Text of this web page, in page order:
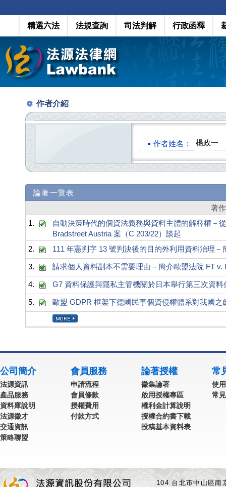
精選六法 法規查詢 司法判解 行政函釋
作者介紹
作者姓名： 楊政一
論著一覽表
著
1.
自動決策時代的個資法義務與資料主體的解釋權－
Bradstreet Austria 案（C 203/22）談起
2.
111 年憲判字 13 號判決後的目的外利用資料治理
3. 請求個人資料副本不需要理由－簡介歐盟法院 FT v.
4. G7 資料保護與隱私主管機關於日本舉行第三次資
5. 歐盟 GDPR 框架下德國民事個資侵權體系對我國之
公司簡介
法源資訊
產品服務
資料庫說明
法源徵才
交通資訊
策略聯盟
會員服務
申請流程
會員條款
授權費用
付款方式
論著授權
徵集論著
啟用授權專區
權利金計算說明
授權合約書下載
投稿基本資料表
常
使
常
104 台北市中山區